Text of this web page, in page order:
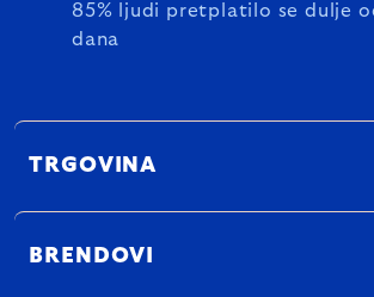
85% ljudi pretplatilo se dulje
dana
TRGOVINA
BRENDOVI